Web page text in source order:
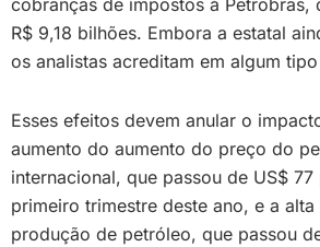
cobranças de impostos à Petrobras,
R$ 9,18 bilhões. Embora a estatal
os analistas acreditam em algum
Esses efeitos devem anular o
aumento do aumento do preço do
internacional, que passou de US$
primeiro trimestre deste ano, e a
produção de petróleo, que passou